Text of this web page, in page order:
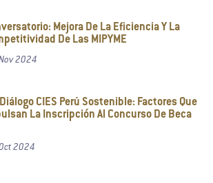
Mejora De La Eficiencia Y La
De Las MIPYME
2024
Diálogo CIES Perú Sostenible: Factores Que
La Inscripción Al Concurso De Beca
2024